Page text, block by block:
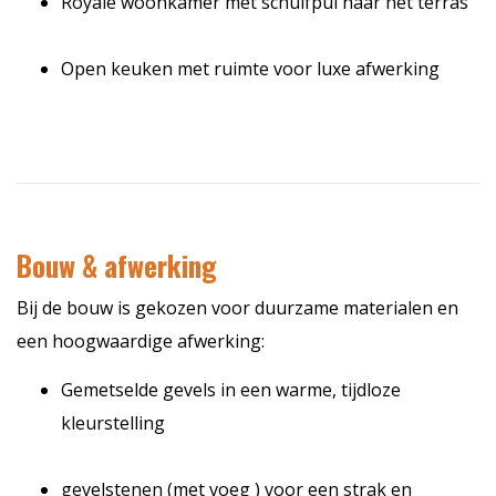
Open keuken met ruimte voor luxe afwerking
Bouw & afwerking
Bij de bouw is gekozen voor duurzame materialen en
een hoogwaardige afwerking:
Gemetselde gevels in een warme, tijdloze
kleurstelling
gevelstenen (met voeg ) voor een strak en